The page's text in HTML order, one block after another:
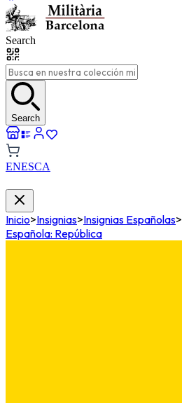
Search
Search
ENESCA
Inicio>Insignias>Insignias Españolas>
Española: República